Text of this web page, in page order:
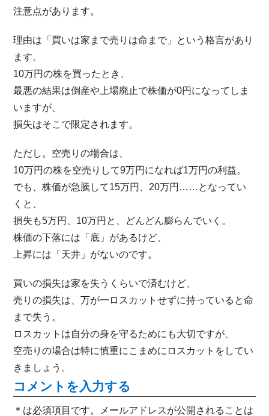
注意点があります。
理由は「買いは家まで売りは命まで」という格言があり
ます。
10万円の株を買ったとき、
最悪の結果は倒産や上場廃止で株価が0円になってしま
いますが、
損失はそこで限定されます。
ただし。空売りの場合は、
10万円の株を空売りして9万円になれば1万円の利益。
でも、株価が急騰して15万円、20万円……となってい
くと、
損失も5万円、10万円と、どんどん膨らんでいく。
株価の下落には「底」があるけど、
上昇には「天井」がないのです。
買いの損失は家を失うくらいで済むけど、
売りの損失は、万が一ロスカットせずに持っていると命
まで失う。
ロスカットは自分の身を守るためにも大切ですが、
空売りの場合は特に慎重にこまめにロスカットをしてい
きましょう。
コメントを入力する
＊は必須項目です。メールアドレスが公開されることは